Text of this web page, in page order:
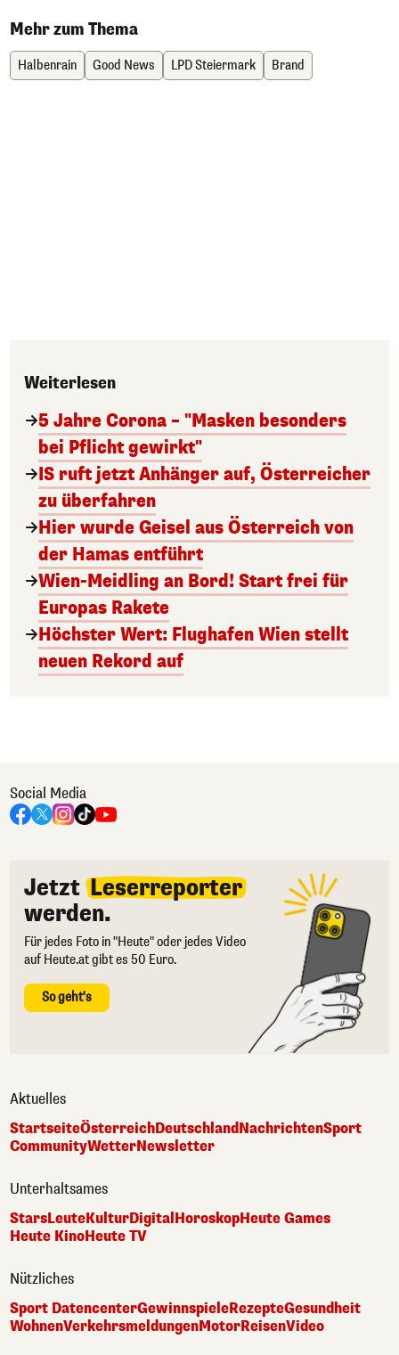
Mehr zum Thema
Halbenrain Good News LPD Steiermark Brand
Weiterlesen
5 Jahre Corona – "Masken besonders
bei Pflicht gewirkt"
IS ruft jetzt Anhänger auf, Österreicher
zu überfahren
Hier wurde Geisel aus Österreich von
der Hamas entführt
Wien-Meidling an Bord! Start frei für
Europas Rakete
Höchster Wert: Flughafen Wien stellt
neuen Rekord auf
Social Media
Jetzt Leserreporter
werden.
Für jedes Foto in "Heute" oder jedes Video
auf Heute.at gibt es 50 Euro.
So geht's
Aktuelles
StartseiteÖsterreichDeutschlandNachrichtenSport
CommunityWetterNewsletter
Unterhaltsames
StarsLeuteKulturDigital HoroskopHeute Games
Heute KinoHeute TV
Nützliches
Sport DatencenterGewinnspieleRezepteGesundheit
WohnenVerkehrsmeldungenMotorReisenVideo